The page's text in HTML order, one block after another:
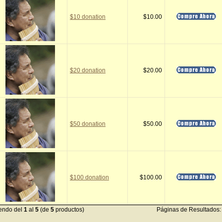
$10 donation $10.00
$20 donation $20.00
$50 donation $50.00
$100 donation $100.00
del 1 al 5 (de 5 productos) Páginas de